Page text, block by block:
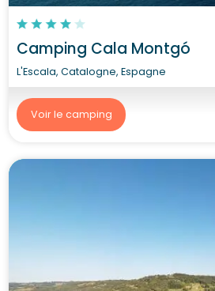
Camping Cala Montgó
L'Escala, Catalogne, Espagne
Voir le camping